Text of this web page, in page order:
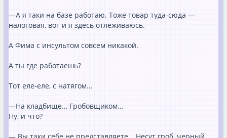
—А я таки на базе работаю. Тоже товар туда-сюда —
налоговая, вот и я здесь отлеживаюсь.
А Фима с инсультом совсем никакой.
А ты где работаешь?
Тот еле-еле, с натягом…
—На кладбище… Гробовщиком…
Ну, и что?